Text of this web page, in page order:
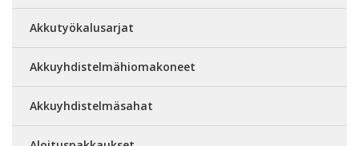
Akkutyökalusarjat
Akkuyhdistelmähiomakoneet
Akkuyhdistelmäsahat